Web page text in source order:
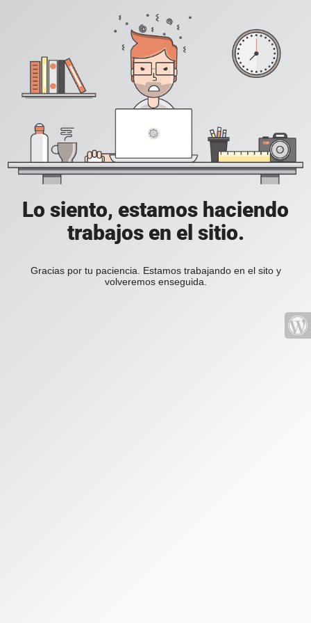
Lo siento, estamos haciendo
trabajos en el sitio.
Gracias por tu paciencia. Estamos trabajando en el sito y
volveremos enseguida.